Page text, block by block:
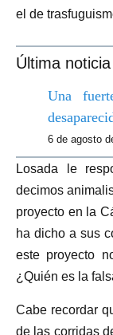
el de
Última noticia
Una
6 de agosto
Losada le
decimos
proyecto en la
ha dicho a sus
este proyecto
¿Quién es la
Cabe recordar
de las corridas